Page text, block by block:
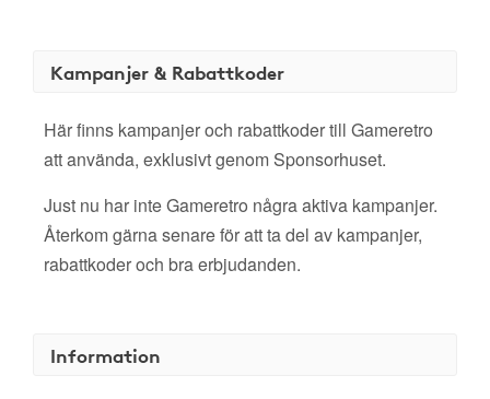
Kampanjer & Rabattkoder
Här finns kampanjer och rabattkoder till Gameretro
att använda, exklusivt genom Sponsorhuset.
Just nu har inte Gameretro några aktiva kampanjer.
Återkom gärna senare för att ta del av kampanjer,
rabattkoder och bra erbjudanden.
Information